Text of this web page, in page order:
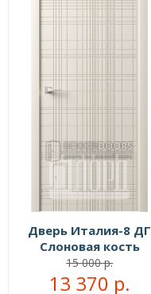
Дверь Италия-8 ДГ
Слоновая кость
15 000 р.
13 370 р.